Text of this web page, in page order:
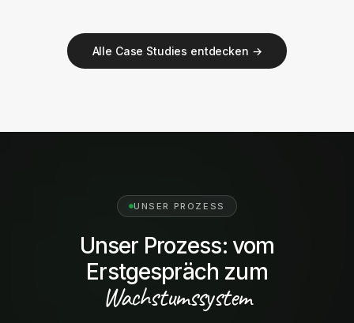
Alle Case Studies entdecken →
Unser Prozess: vom
Erstgespräch zum
Wachstumssystem
UNSER PROZESS